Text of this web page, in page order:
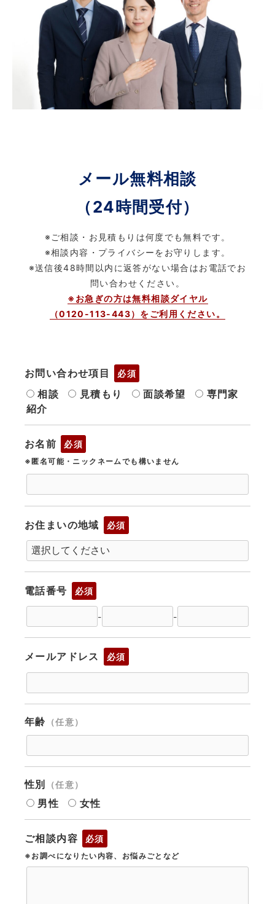
メール無料相談
（24時間受付）
※ご相談・お見積もりは何度でも無料です。
※相談内容・プライバシーをお守りします。
※送信後48時間以内に返答がない場合はお電話でお
問い合わせください。
※お急ぎの方は無料相談ダイヤル
（0120-113-443）をご利用ください。
お問い合わせ項目 必須
相談 見積もり 面談希望
専門家
紹介
お名前 必須
※匿名可能・ニックネームでも構いません
お住まいの地域 必須
電話番号 必須
- -
メールアドレス 必須
年齢 （任意）
性別 （任意）
男性 女性
ご相談内容 必須
※お調べになりたい内容、お悩みごとなど